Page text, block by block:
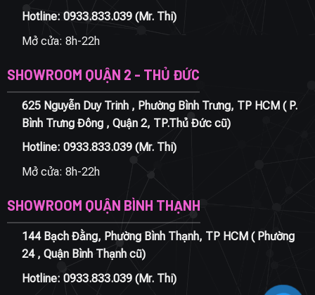
Hotline: 0933.833.039(Mr. Thi)
Mở cửa: 8h-22h
SHOWROOM QUẬN 2 - THỦ ĐỨC
625 Nguyễn Duy Trinh , Phường Bình Trưng, TP HCM ( P.
Bình Trưng Đông , Quận 2, TP.Thủ Đức cũ)
Hotline: 0933.833.039(Mr. Thi)
Mở cửa: 8h-22h
SHOWROOM QUẬN BÌNH THẠNH
144 Bạch Đằng, Phường Bình Thạnh, TP HCM ( Phường
24 , Quận Bình Thạnh cũ)
Hotline: 0933.833.039(Mr. Thi)